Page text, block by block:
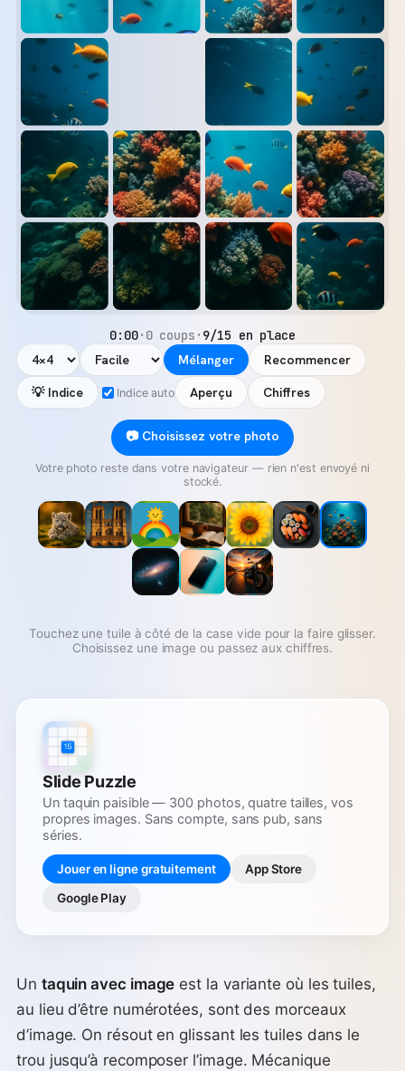
0:00· 0 coups · 9/15 en place
Mélanger
Recommencer
💡 Indice
Indice auto Aperçu Chiffres
📷 Choisissez votre photo
Votre photo reste dans votre navigateur — rien n'est envoyé ni
stocké.
Touchez une tuile à côté de la case vide pour la faire glisser.
Choisissez une image ou passez aux chiffres.
Slide Puzzle
Un taquin paisible — 300 photos, quatre tailles, vos
propres images. Sans compte, sans pub, sans
séries.
Jouer en ligne gratuitement
App Store
Google Play
Un taquin avec image est la variante où les tuiles,
au lieu d’être numérotées, sont des morceaux
d’image. On résout en glissant les tuiles dans le
trou jusqu’à recomposer l’image. Mécanique